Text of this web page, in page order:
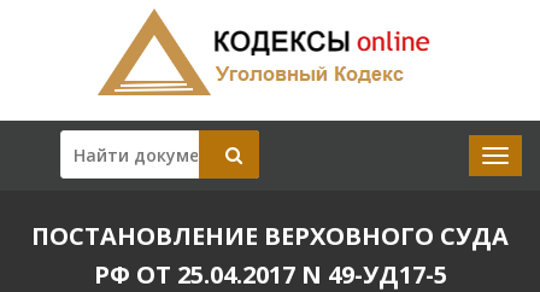
ПОСТАНОВЛЕНИЕ ВЕРХОВНОГО СУДА
РФ ОТ 25.04.2017 N 49-УД17-5